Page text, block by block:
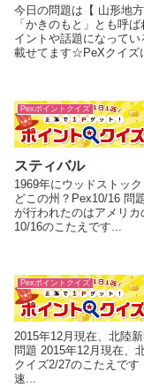
今日の問題は【 山形地
「かきのもと」とも呼
イントや話題になって
載せてます☆PeXクイズ
Pexポイントクイズ
スティバル
1969年にウッドストッ
どこの州？Pex10/16 問
が行われたのはアメリ
10/16のこたえです...
Pexポイントクイズ
2015年12月現在、北陸
問題 2015年12月現在、
クイズ2/27のこたえで
速...